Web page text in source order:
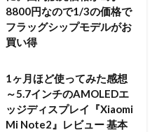
8800円なので1/3の価格で
フラッグシップモデルがお
買い得
1ヶ月ほど使ってみた感想
～5.7インチのAMOLEDエ
ッジディスプレイ『Xiaomi
Mi Note2』レビュー 基本